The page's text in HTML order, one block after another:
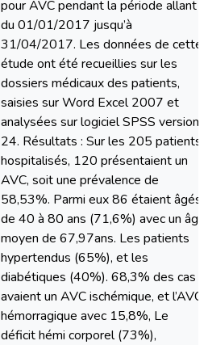
pour AVC pendant la période allant
du 01/01/2017 jusqu’à
31/04/2017. Les données de cette
étude ont été recueillies sur les
dossiers médicaux des patients,
saisies sur Word Excel 2007 et
analysées sur logiciel SPSS version
24. Résultats : Sur les 205 patients
hospitalisés, 120 présentaient un
AVC, soit une prévalence de
58,53%. Parmi eux 86 étaient âgés
de 40 à 80 ans (71,6%) avec un âge
moyen de 67,97ans. Les patients
hypertendus (65%), et les
diabétiques (40%). 68,3% des cas
avaient un AVC ischémique, et l’AVC
hémorragique avec 15,8%, Le
déficit hémi corporel (73%),